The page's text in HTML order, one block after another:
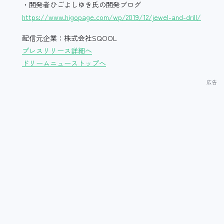
・開発者ひごよしゆき氏の開発ブログ
https://www.higopage.com/wp/2019/12/jewel-and-drill/
配信元企業：株式会社SQOOL
プレスリリース詳細へ
ドリームニューストップへ